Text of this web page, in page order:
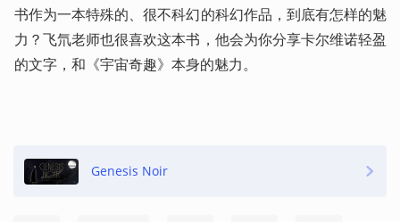
书作为一本特殊的、很不科幻的科幻作品，到底有怎样的魅
力？飞氘老师也很喜欢这本书，他会为你分享卡尔维诺轻盈
的文字，和《宇宙奇趣》本身的魅力。
Genesis Noir